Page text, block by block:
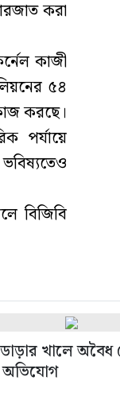
করা
কাজী
৫৪
করছে।
পর্যায়ে
বিজিবি
খালে অবৈধ
অভিযোগ